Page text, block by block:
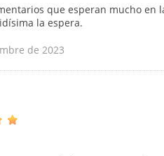
que esperan mucho
la espera.
de 2023